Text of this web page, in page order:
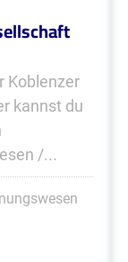
Koblenzer
kannst du
/...